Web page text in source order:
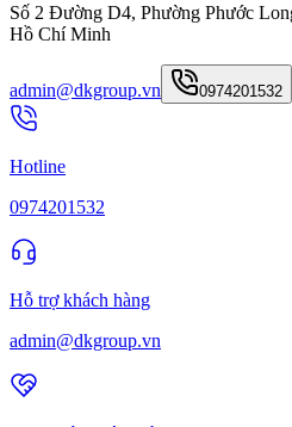
Số 2 Đường D4, Phường Phước
Hồ Chí Minh
admin@dkgroup.vn 0974201532
Hotline
0974201532
Hỗ trợ khách hàng
admin@dkgroup.vn